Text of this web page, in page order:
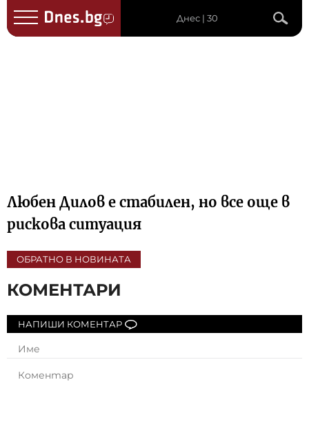
Днес | 30
Любен Дилов е стабилен, но все още в
рискова ситуация
ОБРАТНО В НОВИНАТА
КОМЕНТАРИ
НАПИШИ КОМЕНТАР